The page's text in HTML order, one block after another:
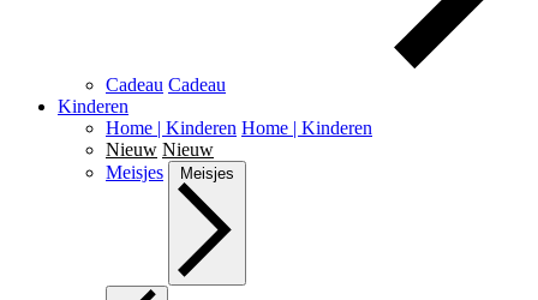
Cadeau Cadeau
Kinderen
Home | Kinderen Home | Kinderen
Nieuw Nieuw
Meisjes
Meisjes